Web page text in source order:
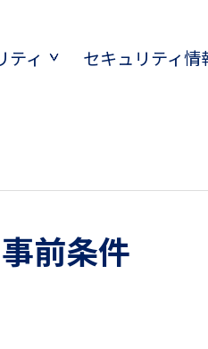
ティ セキュリティ情
前条件